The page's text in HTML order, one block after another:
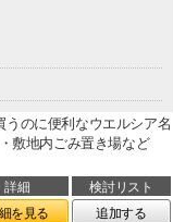
うのに便利なウエルシア名
敷地内ごみ置き場など
詳細
検討リスト
を見る 追加する